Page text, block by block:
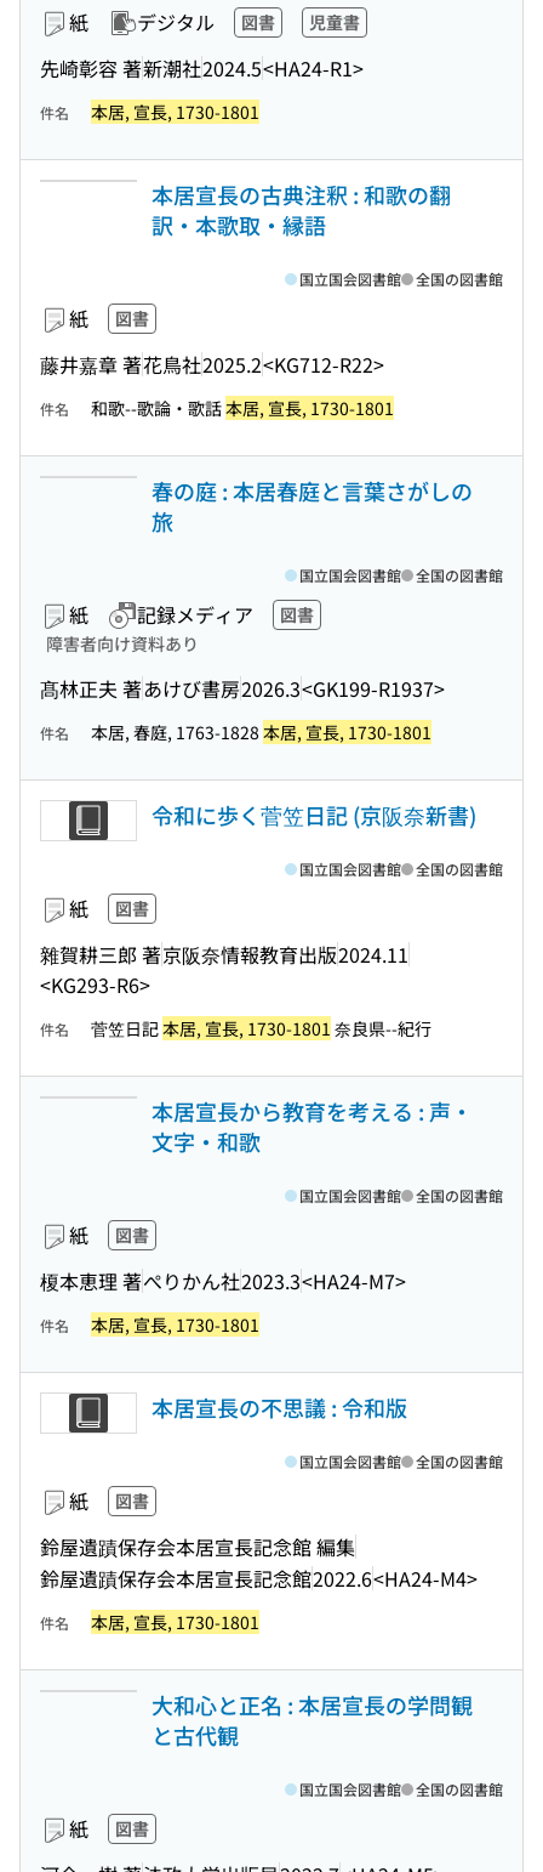
紙 デジタル 図書 児童書
先崎彰容 著新潮社2024.5<HA24-R1>
件名 本居, 宣長, 1730-1801
本居宣長の古典注釈 : 和歌の翻
訳・本歌取・縁語
紙 図書
藤井嘉章 著花鳥社2025.2<KG712-R22>
国立国会図書館 全国の図書館
件名 和歌--歌論・歌話本居, 宣長, 1730-1801
春の庭 : 本居春庭と言葉さがしの
旅
紙 記録メディア
図書
障害者向け資料あり
髙林正夫 著あけび書房2026.3<GK199-R1937>
国立国会図書館 全国の図書館
件名 本居, 春庭, 1763-1828 本居, 宣長, 1730-1801
令和に歩く菅笠日記 (京阪奈新書)
紙 図書
雜賀耕三郎 著京阪奈情報教育出版2024.11
<KG293-R6>
国立国会図書館 全国の図書館
件名 菅笠日記本居, 宣長, 1730-1801 奈良県--紀行
本居宣長から教育を考える : 声・
文字・和歌
紙 図書
榎本恵理 著ぺりかん社2023.3<HA24-M7>
国立国会図書館 全国の図書館
件名 本居, 宣長, 1730-1801
本居宣長の不思議 : 令和版
紙 図書
鈴屋遺蹟保存会本居宣長記念館 編集
鈴屋遺蹟保存会本居宣長記念館2022.6<HA24-M4>
国立国会図書館 全国の図書館
件名 本居, 宣長, 1730-1801
大和心と正名 : 本居宣長の学問観
と古代観
紙 図書
国立国会図書館 全国の図書館